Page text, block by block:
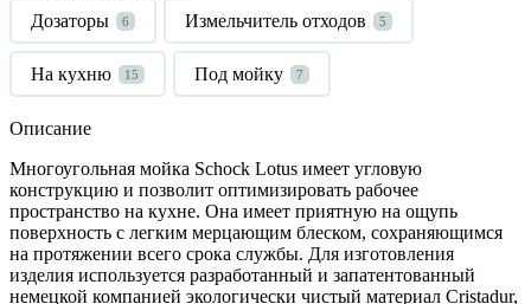
Дозаторы
6 Измельчитель отходов 5
На кухню 15 Под мойку 7
Описание
Многоугольная мойка Schock Lotus имеет угловую
конструкцию и позволит оптимизировать рабочее
пространство на кухне. Она имеет приятную на ощупь
поверхность с легким мерцающим блеском, сохраняющимся
на протяжении всего срока службы. Для изготовления
изделия используется разработанный и запатентованный
немецкой компанией экологически чистый материал Cristadur,